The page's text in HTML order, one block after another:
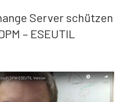
Server schützen
– ESEUTIL